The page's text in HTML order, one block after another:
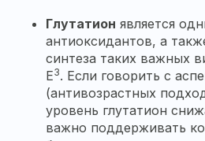
Глутатион является
антиоксидантов, а
синтеза таких важных
Е3. Если говорить с
(антивозрастных
уровень глутатион
важно поддерживать